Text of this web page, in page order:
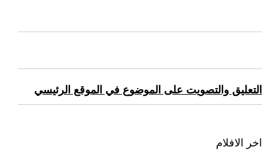
التعليق والتصويت على الموضوع في الموقع الرئيسي
اخر الافلام